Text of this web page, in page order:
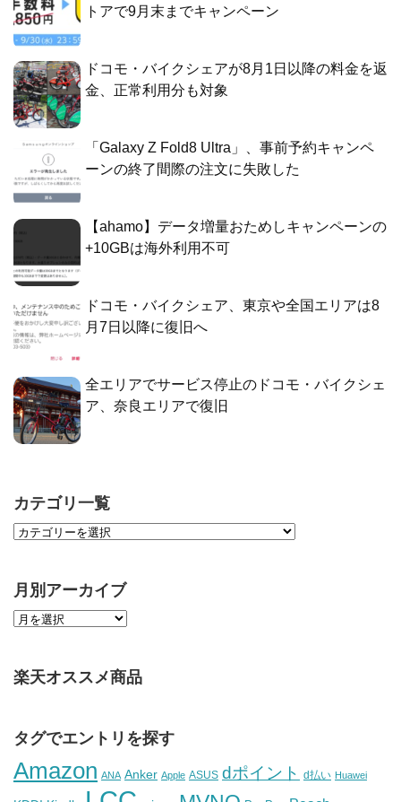
トアで9月末までキャンペーン
ドコモ・バイクシェアが8月1日以降の料金を返
金、正常利用分も対象
「Galaxy Z Fold8 Ultra」、事前予約キャンペ
ーンの終了間際の注文に失敗した
【ahamo】データ増量おためしキャンペーンの
+10GBは海外利用不可
ドコモ・バイクシェア、東京や全国エリアは8
月7日以降に復旧へ
全エリアでサービス停止のドコモ・バイクシェ
ア、奈良エリアで復旧
カテゴリ一覧
月別アーカイブ
楽天オススメ商品
タグでエントリを探す
Amazon ANA Anker Apple ASUS dポイント d払い Huawei